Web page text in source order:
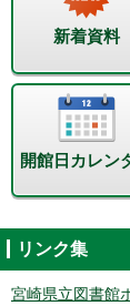
新着資料
開館日カレン
リンク集
宮崎県立図書館